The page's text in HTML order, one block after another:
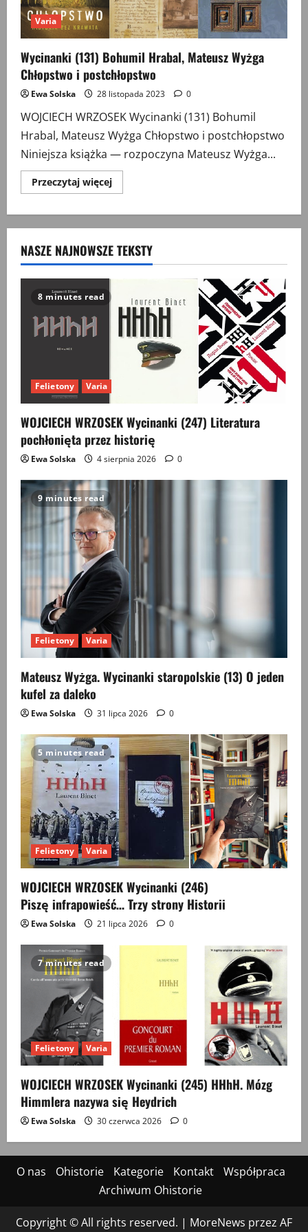
Varia
Wycinanki (131) Bohumil Hrabal, Mateusz Wyżga
Chłopstwo i postchłopstwo
Ewa Solska 28 listopada 2023 0
WOJCIECH WRZOSEK Wycinanki (131) Bohumil
Hrabal, Mateusz Wyżga Chłopstwo i postchłopstwo
Niniejsza książka — rozpoczyna Mateusz Wyżga...
Przeczytaj więcejPrzeczytaj
więcej
Bohumil
Mateusz
Wyżga
Chłopstwo
NASZE NAJNOWSZE TEKSTY
8 minutes read
Felietony Varia
WOJCIECH WRZOSEK Wycinanki (247) Literatura
pochłonięta przez historię
Ewa Solska 4 sierpnia 2026 0
9 minutes read
Felietony Varia
Mateusz Wyżga. Wycinanki staropolskie (13) O jeden
kufel za daleko
Ewa Solska 31 lipca 2026 0
5 minutes read
Felietony Varia
WOJCIECH WRZOSEK Wycinanki (246)
Piszę infrapowieść… Trzy strony Historii
Ewa Solska 21 lipca 2026 0
7 minutes read
Felietony Varia
WOJCIECH WRZOSEK Wycinanki (245) HHhH. Mózg
Himmlera nazywa się Heydrich
Ewa Solska 30 czerwca 2026 0
O nas Ohistorie Kategorie Kontakt
Współpraca
Archiwum Ohistorie
Copyright © All rights reserved. | MoreNews przez AF